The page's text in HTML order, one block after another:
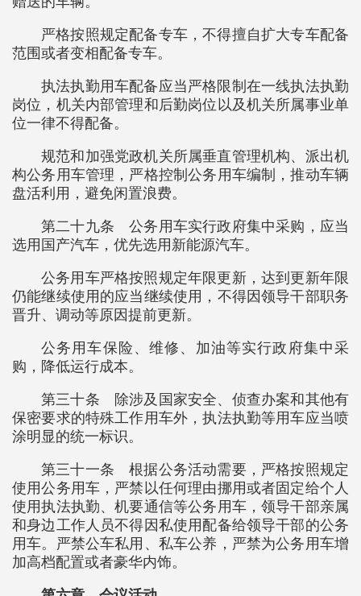
严格按照规定配备专车，不得擅自扩大专车配备
范围或者变相配备专车。
执法执勤用车配备应当严格限制在一线执法执勤
岗位，机关内部管理和后勤岗位以及机关所属事业单
位一律不得配备。
规范和加强党政机关所属垂直管理机构、派出机
构公务用车管理，严格控制公务用车编制，推动车辆
盘活利用，避免闲置浪费。
第二十九条 公务用车实行政府集中采购，应当
选用国产汽车，优先选用新能源汽车。
公务用车严格按照规定年限更新，达到更新年限
仍能继续使用的应当继续使用，不得因领导干部职务
晋升、调动等原因提前更新。
公务用车保险、维修、加油等实行政府集中采
购，降低运行成本。
第三十条 除涉及国家安全、侦查办案和其他有
保密要求的特殊工作用车外，执法执勤等用车应当喷
涂明显的统一标识。
第三十一条 根据公务活动需要，严格按照规定
使用公务用车，严禁以任何理由挪用或者固定给个人
使用执法执勤、机要通信等公务用车，领导干部亲属
和身边工作人员不得因私使用配备给领导干部的公务
用车。严禁公车私用、私车公养，严禁为公务用车增
加高档配置或者豪华内饰。